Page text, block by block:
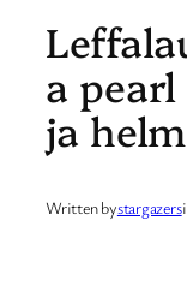
a
ja
Written bystargazers